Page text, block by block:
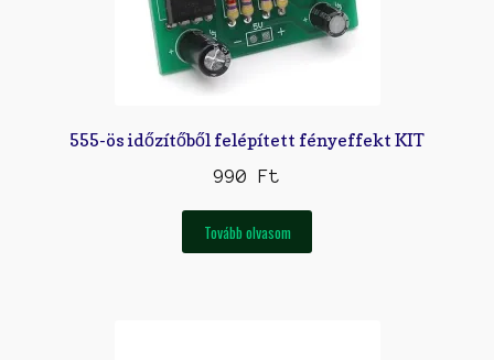
555-ös időzítőből felépített fényeffekt KIT
990 Ft
Tovább olvasom